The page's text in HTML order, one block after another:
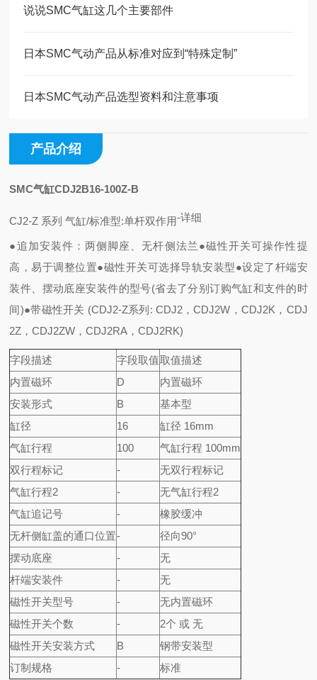
说说SMC气缸这几个主要部件
日本SMC气动产品从标准对应到“特殊定制”
日本SMC气动产品选型资料和注意事项
产品介绍
SMC气缸CDJ2B16-100Z-B
CJ2-Z 系列 气缸/标准型:单杆双作用-详细
●追加安装件：两侧脚座、无杆侧法兰●磁性开关可操作性提
高，易于调整位置●磁性开关可选择导轨安装型●设定了杆端安
装件、摆动底座安装件的型号(省去了分别订购气缸和支件的时
间)●带磁性开关 (CDJ2-Z系列: CDJ2，CDJ2W，CDJ2K，CDJ
2Z，CDJ2ZW，CDJ2RA，CDJ2RK)
字段描述 字段取值取值描述
内置磁环
D
内置磁环
安装形式
B
基本型
缸径
16
缸径 16mm
气缸行程
100
气缸行程 100mm
双行程标记
-
无双行程标记
气缸行程2
-
无气缸行程2
气缸追记号
-
橡胶缓冲
无杆侧缸盖的通口位置-
径向90°
摆动底座
-
无
杆端安装件
-
无
磁性开关型号
-
无内置磁环
磁性开关个数
-
2个 或 无
磁性开关安装方式
B
钢带安装型
订制规格
-
标准